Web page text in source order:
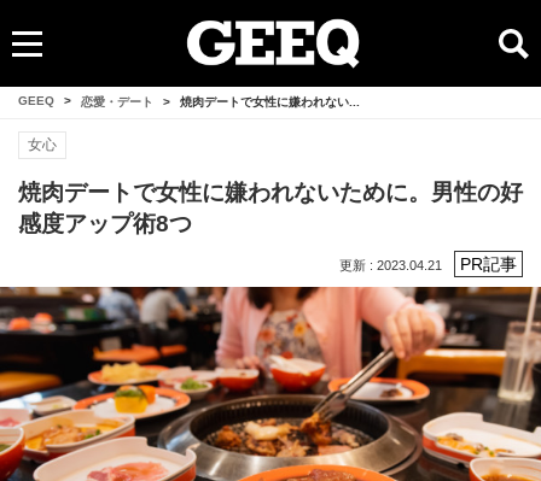
GEEQ > 恋愛・デート > 焼肉デートで女性に嫌われない...
女心
焼肉デートで女性に嫌われないために。男性の好
感度アップ術8つ
更新 : 2023.04.21